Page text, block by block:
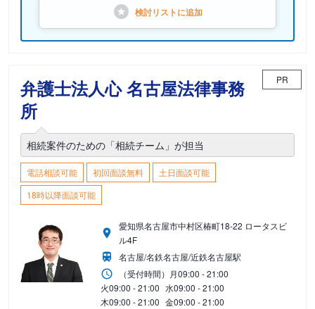
検討リストに追加
弁護士法人心 名古屋法律事務
所
PR
相続案件のための「相続チーム」が担当
電話相談可能 初回面談無料
土日面談可能
18時以降面談可能
愛知県名古屋市中村区椿町18-22 ロータスビ
ル4F
名古屋/名鉄名古屋/近鉄名古屋駅
（受付時間） 月09:00 - 21:00
火09:00 - 21:00 水09:00 - 21:00
木09:00 - 21:00 金09:00 - 21:00